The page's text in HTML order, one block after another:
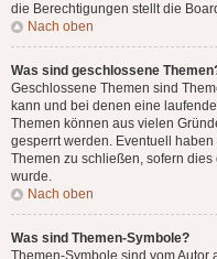
die Berechtigungen stellt die
Nach oben
Was sind geschlossene
Geschlossene Themen sind
kann und bei denen eine
Themen können aus vielen
gesperrt werden. Eventuell
Themen zu schließen, sofern
wurde.
Nach oben
Was sind Themen-Symbole?
Themen-Symbole sind vom